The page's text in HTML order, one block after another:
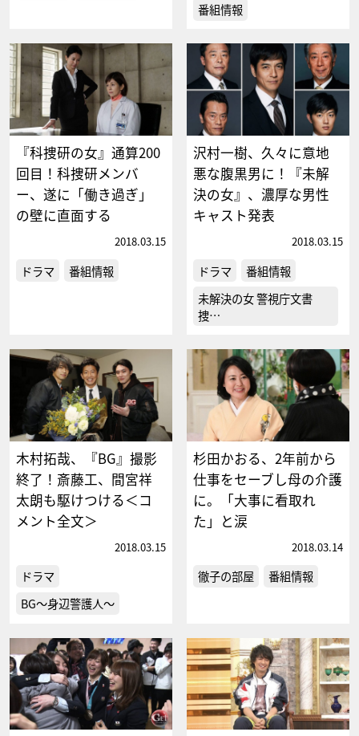
番組情報
『科捜研の女』通算200
回目！科捜研メンバ
ー、遂に「働き過ぎ」
の壁に直面する
2018.03.15
ドラマ 番組情報
沢村一樹、久々に意地
悪な腹黒男に！『未解
決の女』、濃厚な男性
キャスト発表
2018.03.15
ドラマ
番組情報
未解決の女 警視庁文書
捜…
木村拓哉、『BG』撮影
終了！斎藤工、間宮祥
太朗も駆けつける＜コ
メント全文＞
2018.03.15
ドラマ
BG～身辺警護人～
杉田かおる、2年前から
仕事をセーブし母の介護
に。「大事に看取れ
た」と涙
2018.03.14
徹子の部屋 番組情報